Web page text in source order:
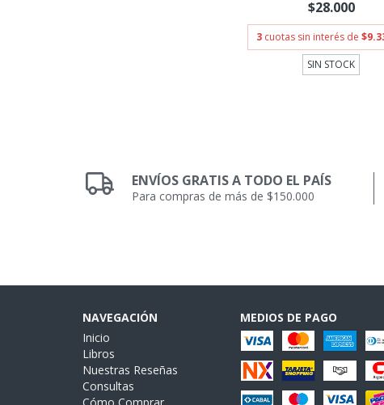
$28.000
3 cuotas sin interés de
SIN STOCK
ENVÍOS GRATIS A TODO EL PAÍS
Para compras de más de $150.000
NAVEGACIÓN
Inicio
Libros
Nuestras Reseñas
Consultas
MEDIOS DE PAGO